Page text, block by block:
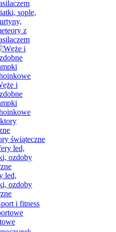
sople,
z
i
świąteczne
led,
ozdoby
i fitness